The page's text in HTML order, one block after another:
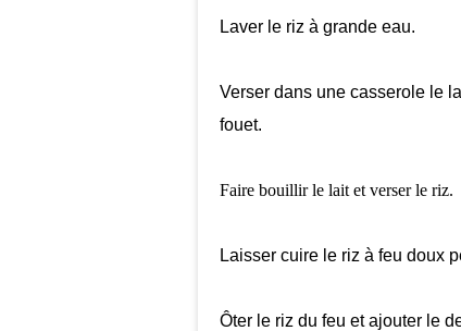
Laver le riz à grande eau.
Verser dans une casserole le
fouet.
Faire bouillir le lait et verser le riz.
Laisser cuire le riz à feu doux
Ôter le riz du feu et ajouter le